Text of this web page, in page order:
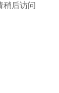
稍后访问